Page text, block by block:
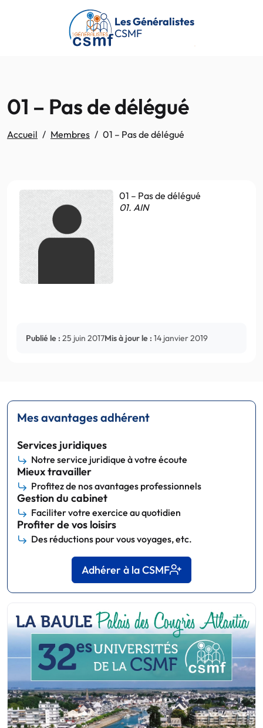
Passer au contenu principal
Les Généralistes
CSMF
01 – Pas de délégué
Accueil Membres 01 – Pas de délégué
01 – Pas de délégué
01. AIN
Publié le : 25 juin 2017Mis à jour le : 14 janvier 2019
Mes avantages adhérent
Services juridiques
Notre service juridique à votre écoute
Mieux travailler
Profitez de nos avantages professionnels
Gestion du cabinet
Faciliter votre exercice au quotidien
Profiter de vos loisirs
Des réductions pour vous voyages, etc.
Adhérer à la CSMF